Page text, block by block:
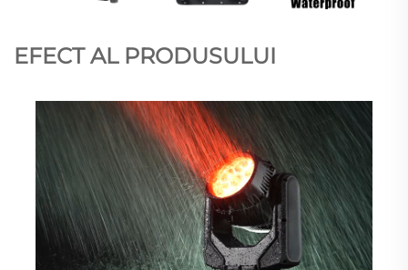
EFECT AL PRODUSULUI